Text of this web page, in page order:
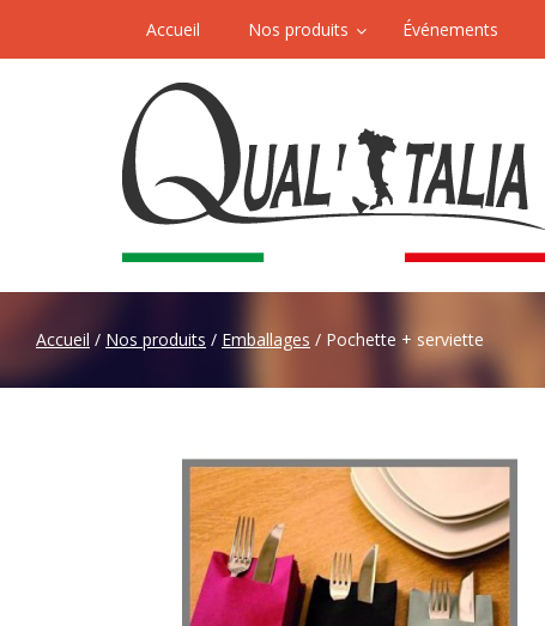
Accueil Nos produits Événements
Accueil / Nos produits / Emballages / Pochette + serviette